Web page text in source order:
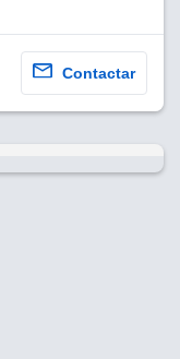
Contactar